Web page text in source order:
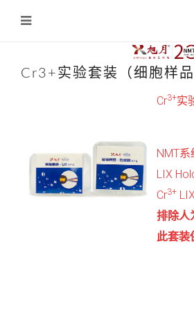
Cr3+实验套装（细胞样品
Cr3+实
NMT
LIX
Cr3+
排除人
此套装